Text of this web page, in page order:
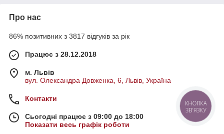
Про нас
86% позитивних з 3817 відгуків за рік
Працює з 28.12.2018
м. Львів
вул. Олександра Довженка, 6, Львів, Україна
Контакти
Сьогодні працює з 09:00 до 18:00
Показати весь графік роботи
КНОПКА
ЗВ'ЯЗКУ